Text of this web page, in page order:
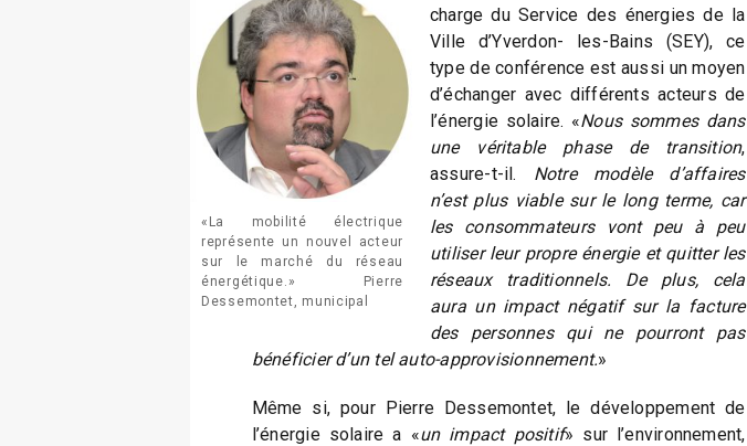
«La mobilité électrique
représente un nouvel acteur
sur le marché du réseau
énergétique.» Pierre
Dessemontet, municipal
charge du Service des énergies de la
Ville d’Yverdon- les-Bains (SEY), ce
type de conférence est aussi un moyen
d’échanger avec différents acteurs de
l’énergie solaire. «Nous sommes dans
une véritable phase de transition,
assure-t-il. Notre modèle d’affaires
n’est plus viable sur le long terme, car
les consommateurs vont peu à peu
utiliser leur propre énergie et quitter les
réseaux traditionnels. De plus, cela
aura un impact négatif sur la facture
des personnes qui ne pourront pas
bénéficier d’un tel auto-approvisionnement.»
Même si, pour Pierre Dessemontet, le développement de
l’énergie solaire a «un impact positif» sur l’environnement,